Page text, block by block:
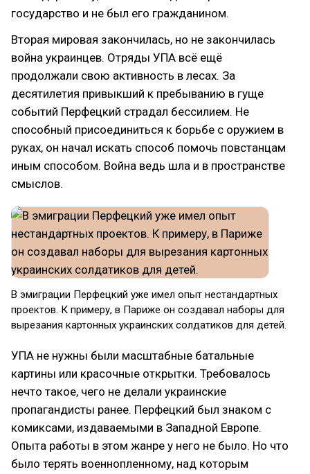
государство и не был его гражданином.
Вторая мировая закончилась, но не закончилась
война украинцев. Отряды УПА всё ещё
продолжали свою активность в лесах. За
десятилетия привыкший к пребыванию в гуще
событий Перфецкий страдал бессилием. Не
способный присоединиться к борьбе с оружием в
руках, он начал искать способ помочь повстанцам
иным способом. Война ведь шла и в пространстве
смыслов.
В эмиграции Перфецкий уже имел опыт нестандартных
проектов. К примеру, в Париже он создавал наборы для
вырезания картонных украинских солдатиков для детей.
УПА не нужны были масштабные батальные
картины или красочные открытки. Требовалось
нечто такое, чего не делали украинские
пропагандисты ранее. Перфецкий был знаком с
комиксами, издаваемыми в Западной Европе.
Опыта работы в этом жанре у него не было. Но что
было терять военнопленному, над которым